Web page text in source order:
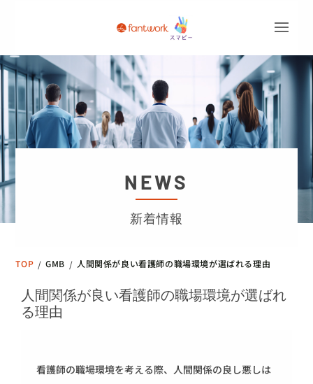
NEWS
新着情報
TOP / GMB / 人間関係が良い看護師の職場環境が選ばれる理由
人間関係が良い看護師の職場環境が選ばれ
る理由
看護師の職場環境を考える際、人間関係の良し悪しは